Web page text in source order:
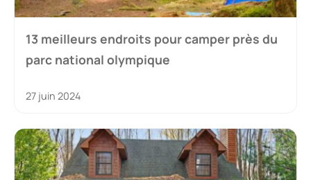
13 meilleurs endroits pour camper près du
parc national olympique
27 juin 2024